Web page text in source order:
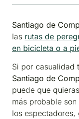
Santiago de
las rutas de
en bicicleta o a
Si por casualidad
Santiago de
puede que
más probable
los